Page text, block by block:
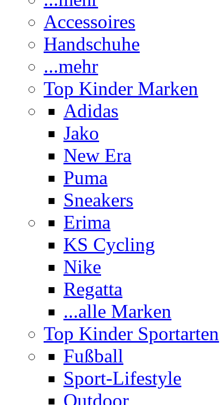
Accessoires
Handschuhe
...mehr
Top Kinder Marken
Adidas
Jako
New Era
Puma
Sneakers
Erima
KS Cycling
Nike
Regatta
...alle Marken
Top Kinder Sportarten
Fußball
Sport-Lifestyle
Outdoor